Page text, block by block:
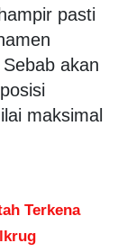
pasti
akan
maksimal
Terkena